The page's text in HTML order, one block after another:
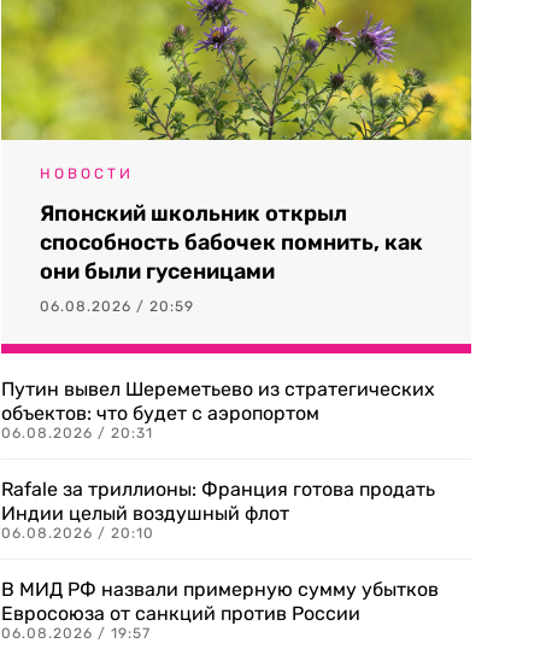
НОВОСТИ
Японский школьник открыл
способность бабочек помнить, как
они были гусеницами
06.08.2026 / 20:59
Путин вывел Шереметьево из стратегических
объектов: что будет с аэропортом
06.08.2026 / 20:31
Rafale за триллионы: Франция готова продать
Индии целый воздушный флот
06.08.2026 / 20:10
В МИД РФ назвали примерную сумму убытков
Евросоюза от санкций против России
06.08.2026 / 19:57